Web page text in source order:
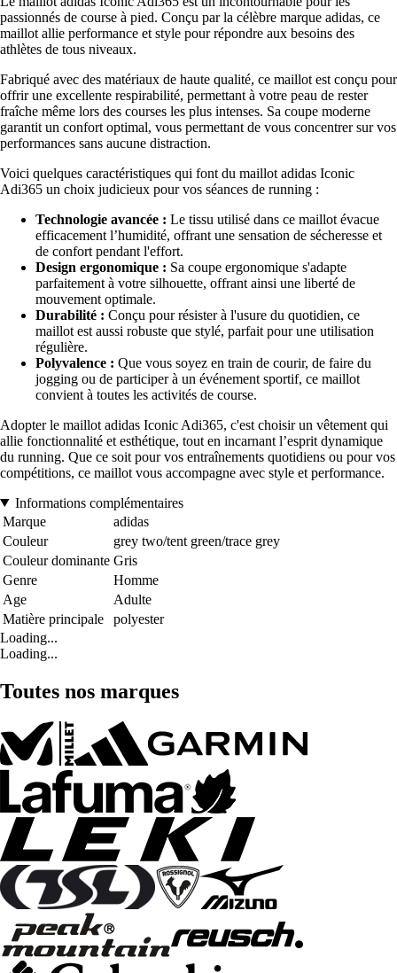
passionnés de course à pied. Conçu par la célèbre marque adidas, ce
maillot allie performance et style pour répondre aux besoins des
athlètes de tous niveaux.
Fabriqué avec des matériaux de haute qualité, ce maillot est conçu pour
offrir une excellente respirabilité, permettant à votre peau de rester
fraîche même lors des courses les plus intenses. Sa coupe moderne
garantit un confort optimal, vous permettant de vous concentrer sur vos
performances sans aucune distraction.
Voici quelques caractéristiques qui font du maillot adidas Iconic
Adi365 un choix judicieux pour vos séances de running :
Technologie avancée : Le tissu utilisé dans ce maillot évacue
efficacement l’humidité, offrant une sensation de sécheresse et
de confort pendant l'effort.
Design ergonomique : Sa coupe ergonomique s'adapte
parfaitement à votre silhouette, offrant ainsi une liberté de
mouvement optimale.
Durabilité : Conçu pour résister à l'usure du quotidien, ce
maillot est aussi robuste que stylé, parfait pour une utilisation
régulière.
Polyvalence : Que vous soyez en train de courir, de faire du
jogging ou de participer à un événement sportif, ce maillot
convient à toutes les activités de course.
Adopter le maillot adidas Iconic Adi365, c'est choisir un vêtement qui
allie fonctionnalité et esthétique, tout en incarnant l’esprit dynamique
du running. Que ce soit pour vos entraînements quotidiens ou pour vos
compétitions, ce maillot vous accompagne avec style et performance.
Informations complémentaires
Marque
adidas
Couleur
grey two/tent green/trace grey
Couleur dominante Gris
Genre
Homme
Age
Adulte
Matière principale
polyester
Loading...
Loading...
Toutes nos marques